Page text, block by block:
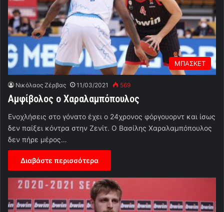
ΜΠΑΣΚΕΤ
Νικόλαος Ζέρβας 11/03/2021 569
Αμφίβολος ο Χαραλαμπόπουλος
Ενοχλήσεις στο γόνατο έχει ο 24χρονος φόργουορντ και ίσως
δεν παίξει κόντρα στην Ζενίτ. Ο Βασίλης Χαραλαμπόπουλος
δεν πήρε μέρος…
Διαβάστε περισσότερα